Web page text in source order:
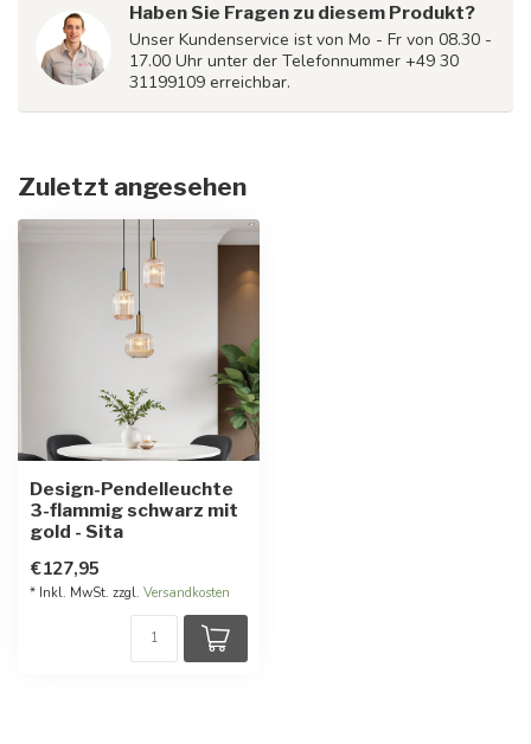
Haben Sie Fragen zu diesem Produkt?
Unser Kundenservice ist von Mo - Fr von 08.30 -
17.00 Uhr unter der Telefonnummer +49 30
31199109 erreichbar.
Zuletzt angesehen
Design-Pendelleuchte
3-flammig schwarz mit
gold - Sita
€127,95
* Inkl. MwSt. zzgl. Versandkosten